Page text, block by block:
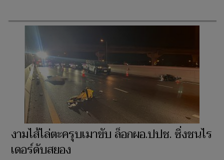
งามไส้ไล่ตะครุบเมาขับ ล็อกผอ.ปปช. ซิ่งชนไร
เดอร์ดับสยอง